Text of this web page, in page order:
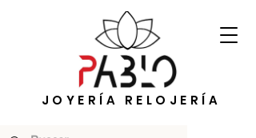
JOYERÍA RELOJERÍA